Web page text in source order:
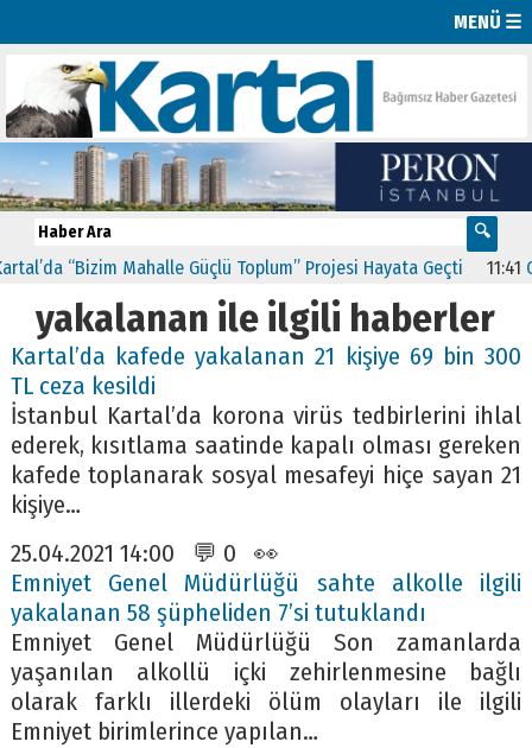
MENÜ ☰
“Bizim Mahalle Güçlü Toplum” Projesi Hayata Geçti 11:41
yakalanan ile ilgili haberler
Kartal’da kafede yakalanan 21 kişiye 69 bin 300
TL ceza kesildi
İstanbul Kartal’da korona virüs tedbirlerini ihlal
ederek, kısıtlama saatinde kapalı olması gereken
kafede toplanarak sosyal mesafeyi hiçe sayan 21
kişiye…
25.04.2021 14:00 💬 0 👀
Emniyet Genel Müdürlüğü sahte alkolle ilgili
yakalanan 58 şüpheliden 7’si tutuklandı
Emniyet Genel Müdürlüğü Son zamanlarda
yaşanılan alkollü içki zehirlenmesine bağlı
olarak farklı illerdeki ölüm olayları ile ilgili
Emniyet birimlerince yapılan…